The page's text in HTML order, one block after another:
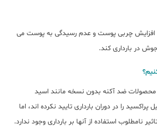
چربی پوست و عدم رسیدگی به پوست می
در بارداری کند.
محصولات ضد آکنه بدون نسخه مانند اسید
را در دوران بارداری تایید نکرده اند، اما
نامطلوب استفاده از آنها بر بارداری وجود ندارد.